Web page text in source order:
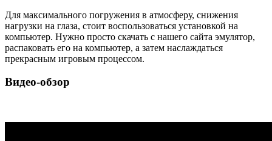
Для максимального погружения в атмосферу, снижения
нагрузки на глаза, стоит воспользоваться установкой на
компьютер. Нужно просто скачать с нашего сайта эмулятор,
распаковать его на компьютер, а затем наслаждаться
прекрасным игровым процессом.
Видео-обзор